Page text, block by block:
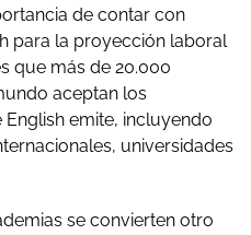
de contar con
para la proyección laboral
que más de 20.000
aceptan los
emite, incluyendo
universidades
se convierten otro